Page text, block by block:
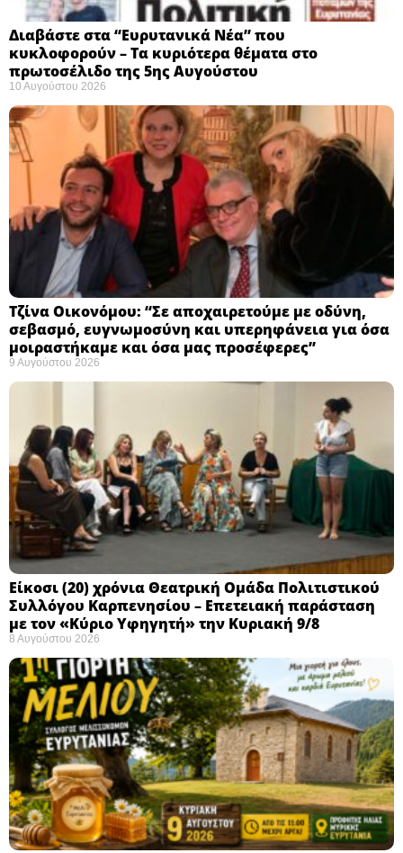
Διαβάστε στα “Ευρυτανικά Νέα” που
κυκλοφορούν – Τα κυριότερα θέματα στο
πρωτοσέλιδο της 5ης Αυγούστου
10 Αυγούστου 2026
Τζίνα Οικονόμου: “Σε αποχαιρετούμε με οδύνη,
σεβασμό, ευγνωμοσύνη και υπερηφάνεια για όσα
μοιραστήκαμε και όσα μας προσέφερες”
9 Αυγούστου 2026
Eίκοσι (20) χρόνια Θεατρική Ομάδα Πολιτιστικού
Συλλόγου Καρπενησίου – Επετειακή παράσταση
με τον «Κύριο Υφηγητή» την Κυριακή 9/8
8 Αυγούστου 2026